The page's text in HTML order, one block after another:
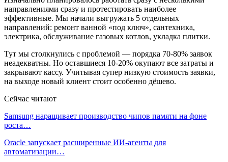
направлениями сразу и протестировать наиболее
эффективные. Мы начали выгружать 5 отдельных
направлений: ремонт ванной «под ключ», сантехника,
электрика, обслуживание газовых котлов, укладка плитки.
Тут мы столкнулись с проблемой — порядка 70-80% заявок
неадекватны. Но оставшиеся 10-20% окупают все затраты и
закрывают кассу. Учитывая супер низкую стоимость заявки,
на выходе новый клиент стоит особенно дёшево.
Сейчас читают
Samsung наращивает производство чипов памяти на фоне
роста…
Oracle запускает расширенные ИИ‑агенты для
автоматизации…